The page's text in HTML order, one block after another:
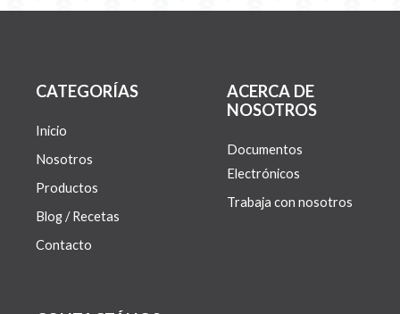
CATEGORÍAS
Inicio
Nosotros
Productos
Blog / Recetas
Contacto
ACERCA DE
NOSOTROS
Documentos
Electrónicos
Trabaja con nosotros